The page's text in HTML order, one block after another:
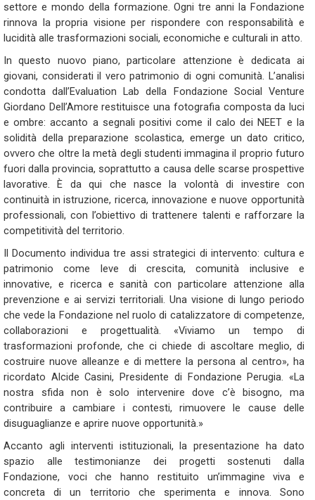
settore e mondo della formazione. Ogni tre anni la Fondazione
rinnova la propria visione per rispondere con responsabilità e
lucidità alle trasformazioni sociali, economiche e culturali in atto.
In questo nuovo piano, particolare attenzione è dedicata ai
giovani, considerati il vero patrimonio di ogni comunità. L’analisi
condotta dall’Evaluation Lab della Fondazione Social Venture
Giordano Dell’Amore restituisce una fotografia composta da luci
e ombre: accanto a segnali positivi come il calo dei NEET e la
solidità della preparazione scolastica, emerge un dato critico,
ovvero che oltre la metà degli studenti immagina il proprio futuro
fuori dalla provincia, soprattutto a causa delle scarse prospettive
lavorative. È da qui che nasce la volontà di investire con
continuità in istruzione, ricerca, innovazione e nuove opportunità
professionali, con l’obiettivo di trattenere talenti e rafforzare la
competitività del territorio.
Il Documento individua tre assi strategici di intervento: cultura e
patrimonio come leve di crescita, comunità inclusive e
innovative, e ricerca e sanità con particolare attenzione alla
prevenzione e ai servizi territoriali. Una visione di lungo periodo
che vede la Fondazione nel ruolo di catalizzatore di competenze,
collaborazioni e progettualità. «Viviamo un tempo di
trasformazioni profonde, che ci chiede di ascoltare meglio, di
costruire nuove alleanze e di mettere la persona al centro», ha
ricordato Alcide Casini, Presidente di Fondazione Perugia. «La
nostra sfida non è solo intervenire dove c’è bisogno, ma
contribuire a cambiare i contesti, rimuovere le cause delle
disuguaglianze e aprire nuove opportunità.»
Accanto agli interventi istituzionali, la presentazione ha dato
spazio alle testimonianze dei progetti sostenuti dalla
Fondazione, voci che hanno restituito un’immagine viva e
concreta di un territorio che sperimenta e innova. Sono